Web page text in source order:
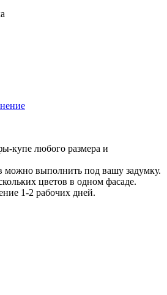
купе любого размера и
можно выполнить под вашу задумку.
цветов в одном фасаде.
1-2 рабочих дней.